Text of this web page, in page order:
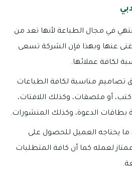
في مجال الطباعة لأنها تعد من
غنى عنها وبهذا فإن الشركة تسعى
لكافة عملائها.
تصاميم مناسبة لكافة الطباعات
أو ملصقات، وكذلك اللافتات،
بطاقات الدعوة، وكذلك المنشورات.
ما يحتاجه العميل للحصول على
لعمله كما أن كافة المتطلبات